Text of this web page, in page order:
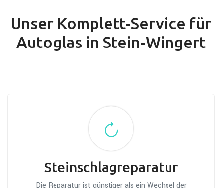
Unser Komplett-Service für
Autoglas in Stein-Wingert
Steinschlagreparatur
Die Reparatur ist günstiger als ein Wechsel der